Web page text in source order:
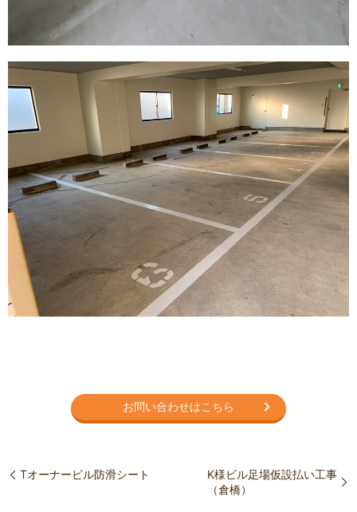
お問い合わせはこちら
Tオーナービル防滑シート
K様ビル足場仮設払い工事
（倉橋）